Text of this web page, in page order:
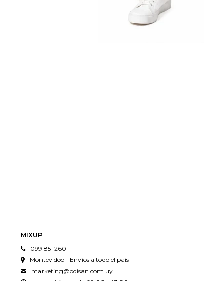
MIXUP
099 851 260
Montevideo - Envíos a todo el país
marketing@odisan.com.uy